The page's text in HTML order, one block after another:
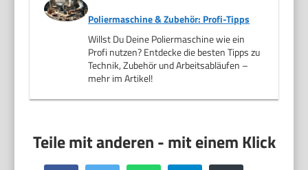
Poliermaschine & Zubehör: Profi-Tipps
Willst Du Deine Poliermaschine wie ein
Profi nutzen? Entdecke die besten Tipps zu
Technik, Zubehör und Arbeitsabläufen –
mehr im Artikel!